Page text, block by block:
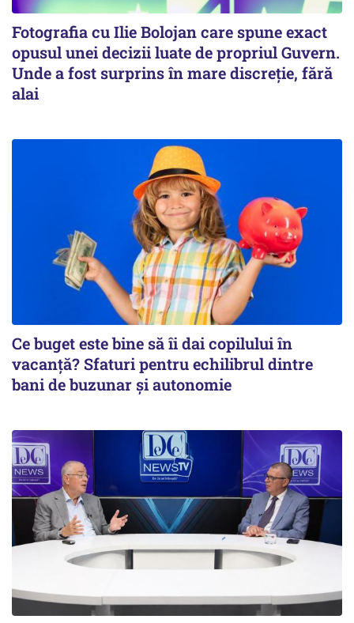
Fotografia cu Ilie Bolojan care spune exact
opusul unei decizii luate de propriul Guvern.
Unde a fost surprins în mare discreție, fără
alai
Ce buget este bine să îi dai copilului în
vacanță? Sfaturi pentru echilibrul dintre
bani de buzunar și autonomie